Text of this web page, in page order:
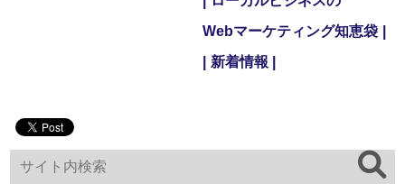
Webマーケティング知恵袋
新着情報